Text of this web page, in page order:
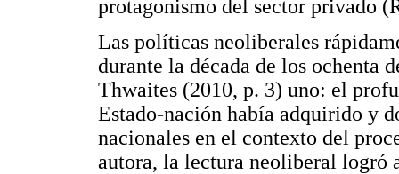
protagonismo del sector privado
Las políticas neoliberales
durante la década de los ochenta
Thwaites (2010, p. 3) uno: el
Estado-nación había adquirido y
nacionales en el contexto del
autora, la lectura neoliberal logró